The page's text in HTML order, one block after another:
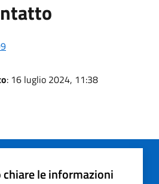
: 16 luglio 2024, 11:38
chiare le informazioni